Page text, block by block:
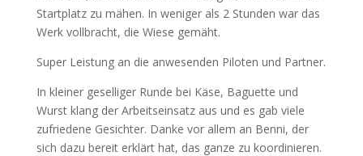
Startplatz zu mähen. In weniger als 2 Stunden war das
Werk vollbracht, die Wiese gemäht.
Super Leistung an die anwesenden Piloten und Partner.
In kleiner geselliger Runde bei Käse, Baguette und
Wurst klang der Arbeitseinsatz aus und es gab viele
zufriedene Gesichter. Danke vor allem an Benni, der
sich dazu bereit erklärt hat, das ganze zu koordinieren.